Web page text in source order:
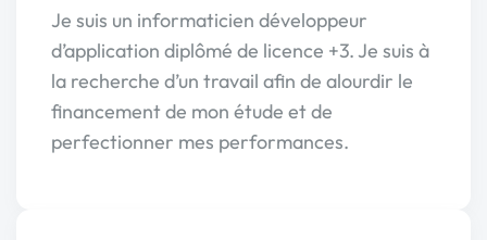
Je suis un informaticien développeur
d’application diplômé de licence +3. Je suis à
la recherche d’un travail afin de alourdir le
financement de mon étude et de
perfectionner mes performances.